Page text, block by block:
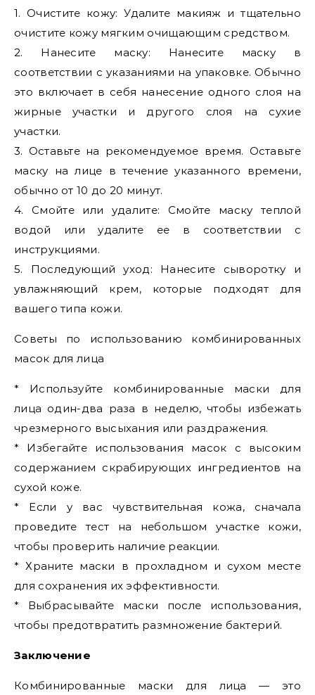
1. Очистите кожу: Удалите макияж и тщательно
очистите кожу мягким очищающим средством.
2. Нанесите маску: Нанесите маску в
соответствии с указаниями на упаковке. Обычно
это включает в себя нанесение одного слоя на
жирные участки и другого слоя на сухие
участки.
3. Оставьте на рекомендуемое время. Оставьте
маску на лице в течение указанного времени,
обычно от 10 до 20 минут.
4. Смойте или удалите: Смойте маску теплой
водой или удалите ее в соответствии с
инструкциями.
5. Последующий уход: Нанесите сыворотку и
увлажняющий крем, которые подходят для
вашего типа кожи.
Советы по использованию комбинированных
масок для лица
* Используйте комбинированные маски для
лица один-два раза в неделю, чтобы избежать
чрезмерного высыхания или раздражения.
* Избегайте использования масок с высоким
содержанием скрабирующих ингредиентов на
сухой коже.
* Если у вас чувствительная кожа, сначала
проведите тест на небольшом участке кожи,
чтобы проверить наличие реакции.
* Храните маски в прохладном и сухом месте
для сохранения их эффективности.
* Выбрасывайте маски после использования,
чтобы предотвратить размножение бактерий.
Заключение
Комбинированные маски для лица — это